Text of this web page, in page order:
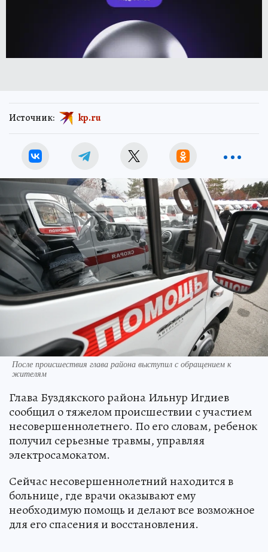
Источник: kp.ru
После происшествия глава района выступил с обращением к
жителям
Глава Буздякского района Ильнур Игдиев
сообщил о тяжелом происшествии с участием
несовершеннолетнего. По его словам, ребенок
получил серьезные травмы, управляя
электросамокатом.
Сейчас несовершеннолетний находится в
больнице, где врачи оказывают ему
необходимую помощь и делают все возможное
для его спасения и восстановления.